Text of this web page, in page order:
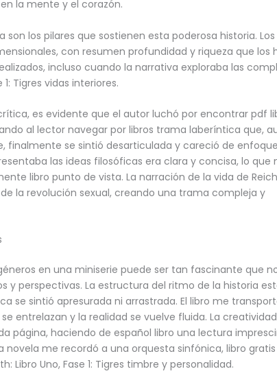
la mente y el corazón.
son los pilares que sostienen esta poderosa historia. Los
con resumen profundidad y riqueza que los
incluso cuando la narrativa exploraba las
1: Tigres vidas interiores.
es evidente que el autor luchó por encontrar pdf
al lector navegar por libros trama laberíntica que,
finalmente se sintió desarticulada y careció de
las ideas filosóficas era clara y concisa, lo que
libro punto de vista. La narración de la vida de
la revolución sexual, creando una trama compleja y
en una miniserie puede ser tan fascinante que
y perspectivas. La estructura del ritmo de la historia
se sintió apresurada ni arrastrada. El libro me
entrelazan y la realidad se vuelve fluida. La
página, haciendo de español libro una lectura
novela me recordó a una orquesta sinfónica, libro
Libro Uno, Fase 1: Tigres timbre y personalidad.